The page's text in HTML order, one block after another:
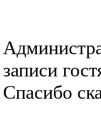
записи
Спасибо